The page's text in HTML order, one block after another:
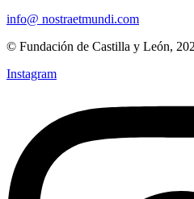
info@ nostraetmundi.com
© Fundación de Castilla y León,
Instagram